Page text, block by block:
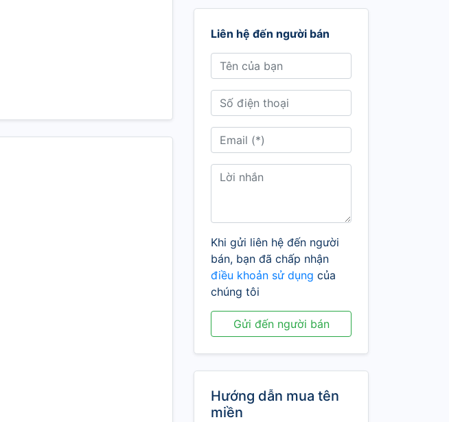
Liên hệ đến người bán
Khi gửi liên hệ đến người
bán, bạn đã chấp nhận
điều khoản sử dụng của
chúng tôi
Gửi đến người bán
Hướng dẫn mua tên
miền